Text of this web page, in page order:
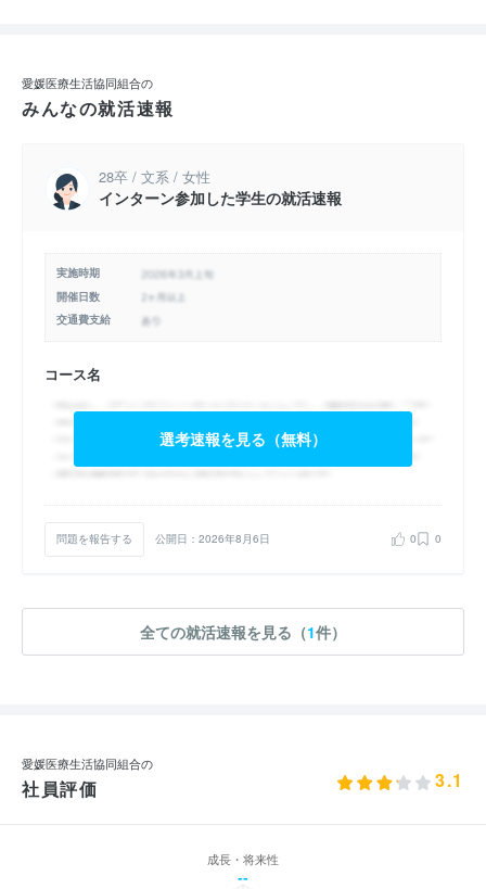
愛媛医療生活協同組合の
みんなの就活速報
28卒 / 文系 / 女性
インターン参加した学生の就活速報
実施時期
開催日数
交通費支給
コース名
選考速報を見る（無料）
問題を報告する 公開日：2026年8月6日 0 0
全ての就活速報を見る（1件）
愛媛医療生活協同組合の
社員評価 3.1
成長・将来性
--